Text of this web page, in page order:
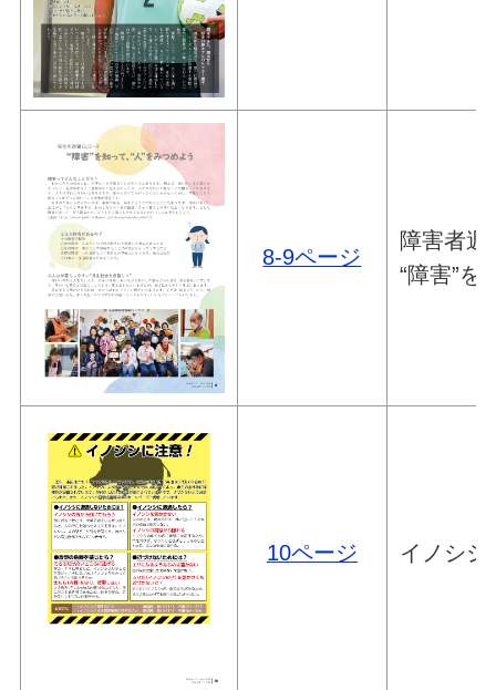
8-9ページ
障害者週
“障害”を
10ページ イノシシ